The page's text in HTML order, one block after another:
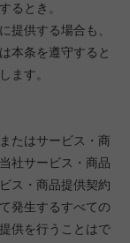
るとき。
提供する場合も、
本条を遵守すると
ます。
たはサービス・商
社サービス・商品
ス・商品提供契約
発生するすべての
供を行うことはで